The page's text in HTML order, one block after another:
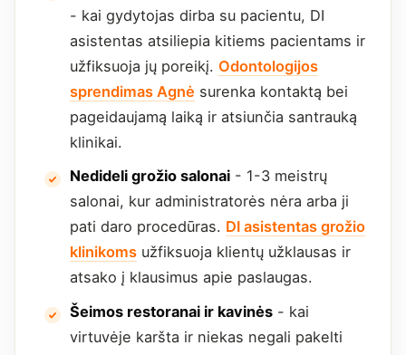
- kai gydytojas dirba su pacientu, DI
asistentas atsiliepia kitiems pacientams ir
užfiksuoja jų poreikį. Odontologijos
sprendimas Agnė surenka kontaktą bei
pageidaujamą laiką ir atsiunčia santrauką
klinikai.
Nedideli grožio salonai - 1-3 meistrų
salonai, kur administratorės nėra arba ji
pati daro procedūras. DI asistentas grožio
klinikoms užfiksuoja klientų užklausas ir
atsako į klausimus apie paslaugas.
Šeimos restoranai ir kavinės - kai
virtuvėje karšta ir niekas negali pakelti